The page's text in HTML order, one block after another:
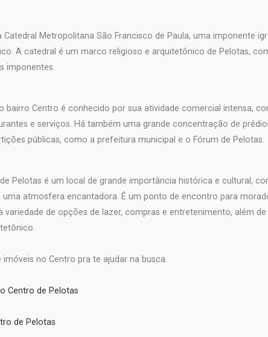
Metropolitana São Francisco de Paula, uma imponente
A catedral é um marco religioso e arquitetônico de Pelotas,
imponentes.
bairro Centro é conhecido por sua atividade comercial intensa,
e serviços. Há também uma grande concentração de
públicas, como a prefeitura municipal e o Fórum de Pelotas.
Pelotas é um local de grande importância histórica e cultural,
uma atmosfera encantadora. É um ponto de encontro para
variedade de opções de lazer, compras e entretenimento, além de
no Centro pra te ajudar na busca.
Centro de Pelotas
de Pelotas